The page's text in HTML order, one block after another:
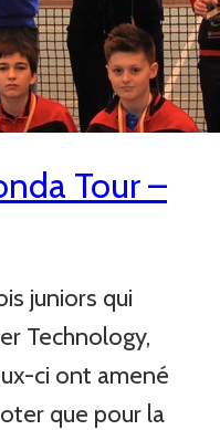
Tour –
juniors qui
Technology,
ci ont amené
que pour la